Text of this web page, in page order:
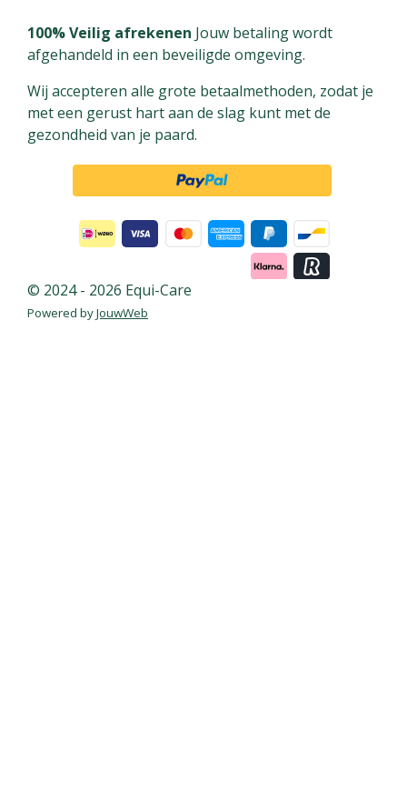
e
b
o
k
t
e
e
s
t
k
e
I
n
100% Veilig afrekenen Jouw betaling wordt
afgehandeld in een beveiligde omgeving.
Wij accepteren alle grote betaalmethoden, zodat je
met een gerust hart aan de slag kunt met de
gezondheid van je paard.
© 2024 - 2026 Equi-Care
Powered byJouwWeb